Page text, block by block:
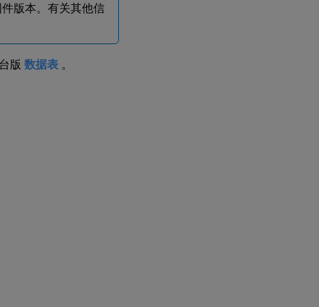
版本。有关其他信
版 数据表 。